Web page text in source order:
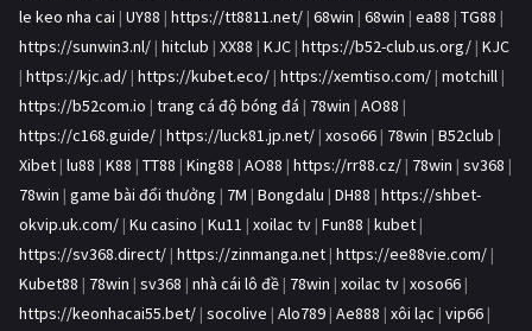
le keo nha cai | UY88 | https://tt8811.net/ | 68win | 68win | ea88 | TG88 |
https://sunwin3.nl/ | hitclub | XX88 | KJC | https://b52-club.us.org/ | KJC
| https://kjc.ad/ | https://kubet.eco/ | https://xemtiso.com/ | motchill |
https://b52com.io | trang cá độ bóng đá | 78win | AO88 |
https://c168.guide/ | https://luck81.jp.net/ | xoso66 | 78win | B52club |
Xibet | lu88 | K88 | TT88 | King88 | AO88 | https://rr88.cz/ | 78win | sv368 |
78win | game bài đổi thưởng | 7M | Bongdalu | DH88 | https://shbet-
okvip.uk.com/ | Ku casino | Ku11 | xoilac tv | Fun88 | kubet |
https://sv368.direct/ | https://zinmanga.net | https://ee88vie.com/ |
Kubet88 | 78win | sv368 | nhà cái lô đề | 78win | xoilac tv | xoso66 |
https://keonhacai55.bet/ | socolive | Alo789 | Ae888 | xôi lạc | vip66 |